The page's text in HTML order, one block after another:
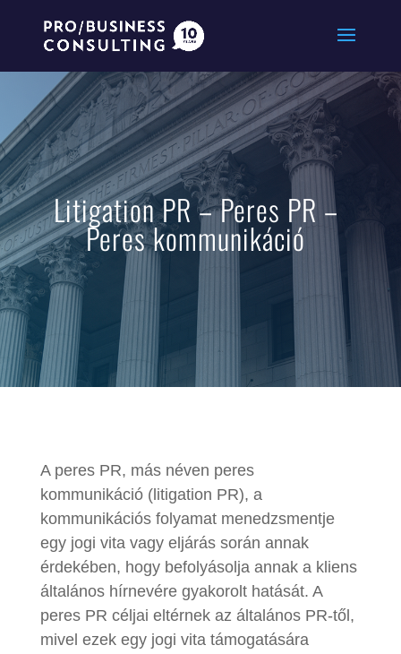
Litigation PR – Peres PR –
Peres kommunikáció
A peres PR, más néven peres
kommunikáció (litigation PR), a
kommunikációs folyamat menedzsmentje
egy jogi vita vagy eljárás során annak
érdekében, hogy befolyásolja annak a kliens
általános hírnevére gyakorolt hatását. A
peres PR céljai eltérnek az általános PR-től,
mivel ezek egy jogi vita támogatására